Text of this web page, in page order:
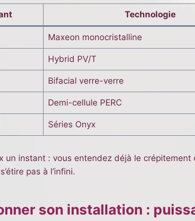
Technologie
Maxeon monocristalline
Hybrid PV/T
Bifacial verre-verre
Demi-cellule PERC
Séries Onyx
un instant : vous entendez déjà le
pas à l’infini.
son installation :